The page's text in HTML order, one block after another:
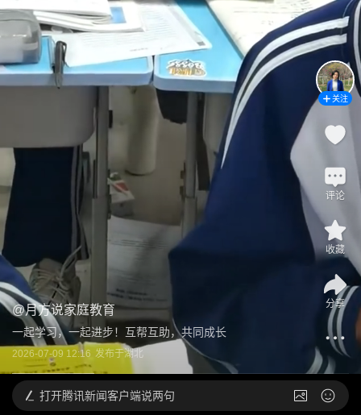
@月方说家庭教育
一起学习，一起进步！互帮互助，共同成长
2026-07-09 12:16 发布于湖北
关注
评论
收藏
分享
打开腾讯新闻客户端说两句